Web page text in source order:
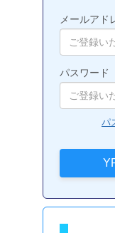
メールアド
パスワード
パ